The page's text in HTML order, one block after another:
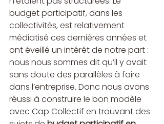
budget participatif, dans les
collectivités, est relativement
médiatisé ces dernières années et
ont éveillé un intérêt de notre part :
nous nous sommes dit qu’il y avait
sans doute des parallèles à faire
dans l’entreprise. Donc nous avons
réussi à construire le bon modèle
avec Cap Collectif en trouvant des